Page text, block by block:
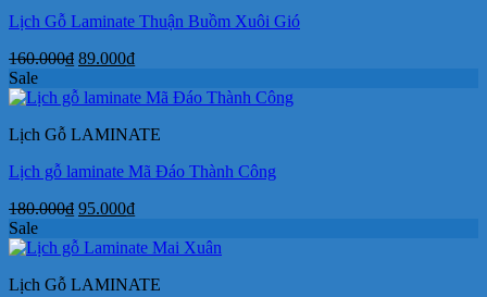
Lịch Gỗ Laminate Thuận Buồm Xuôi Gió
160.000₫ Giá
là:
89.000₫Giá
tại
89.000₫.
Sale
Lịch Gỗ LAMINATE
Lịch gỗ laminate Mã Đáo Thành Công
180.000₫ Giá
là:
95.000₫Giá
tại
95.000₫.
Sale
Lịch Gỗ LAMINATE